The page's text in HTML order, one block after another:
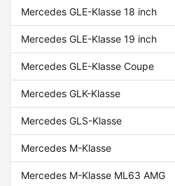
Mercedes GLE-Klasse 18 inch
Mercedes GLE-Klasse 19 inch
Mercedes GLE-Klasse Coupe
Mercedes GLK-Klasse
Mercedes GLS-Klasse
Mercedes M-Klasse
Mercedes M-Klasse ML63 AMG